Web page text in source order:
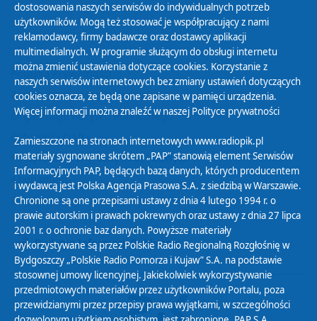
Polityka Prywatności
Zasady korzystania z Serwisu
Organizacje Pożytku Publicznego
Cyfryzacja DAB+
Polityka ochrony danych osobowych
Abonament
Zamówienia publiczne
Biuletyn Informacji Publicznej
dostosowania naszych serwisów do indywidualnych potrzeb
użytkowników. Mogą też stosować je współpracujący z nami
reklamodawcy, firmy badawcze oraz dostawcy aplikacji
multimedialnych. W programie służącym do obsługi internetu
można zmienić ustawienia dotyczące cookies. Korzystanie z
naszych serwisów internetowych bez zmiany ustawień dotyczących
cookies oznacza, że będą one zapisane w pamięci urządzenia.
Więcej informacji można znaleźć w naszej Polityce prywatności
Zamieszczone na stronach internetowych www.radiopik.pl
materiały sygnowane skrótem „PAP” stanowią element Serwisów
Informacyjnych PAP, będących bazą danych, których producentem
i wydawcą jest Polska Agencja Prasowa S.A. z siedzibą w Warszawie.
Chronione są one przepisami ustawy z dnia 4 lutego 1994 r. o
prawie autorskim i prawach pokrewnych oraz ustawy z dnia 27 lipca
2001 r. o ochronie baz danych. Powyższe materiały
wykorzystywane są przez Polskie Radio Regionalną Rozgłośnię w
Bydgoszczy „Polskie Radio Pomorza i Kujaw” S.A. na podstawie
stosownej umowy licencyjnej. Jakiekolwiek wykorzystywanie
przedmiotowych materiałów przez użytkowników Portalu, poza
przewidzianymi przez przepisy prawa wyjątkami, w szczególności